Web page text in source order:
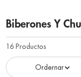
Biberones Y
16 Productos
2. pañales
4. cerave